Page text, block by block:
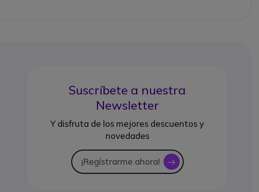
Suscríbete a nuestra
Newsletter
Y disfruta de los mejores descuentos y
novedades
¡Regístrarme ahora! icon